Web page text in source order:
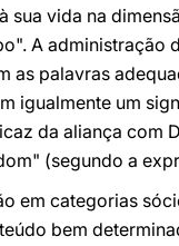
sua vida na
A administração
as palavras
igualmente um
da aliança com
(segundo a
em categorias
bem